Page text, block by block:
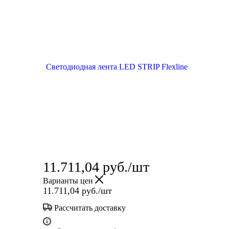
11.711,04 руб./шт
Варианты цен
11.711,04 руб./шт
Рассчитать доставку